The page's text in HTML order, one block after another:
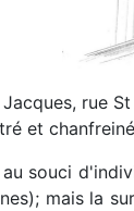
rue
et
souci
mais la